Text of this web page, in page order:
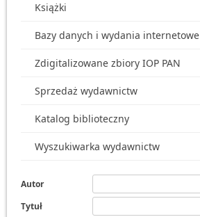
Książki
Bazy danych i wydania internetowe
Zdigitalizowane zbiory IOP PAN
Sprzedaż wydawnictw
Katalog biblioteczny
Wyszukiwarka wydawnictw
Autor
Tytuł